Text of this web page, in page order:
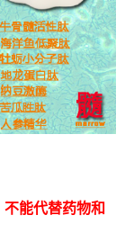
能代替药物和